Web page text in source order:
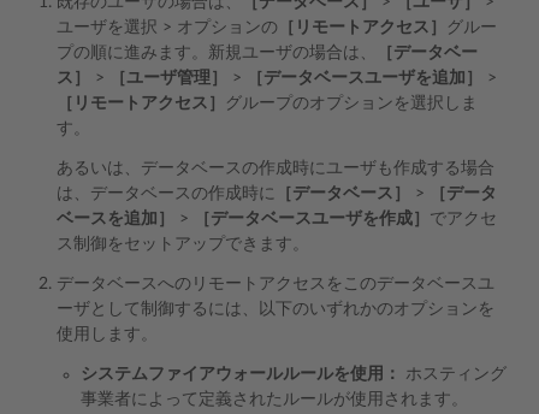
ユーザを選択 > オプションの ［リモートアクセス］
グルー
プの順に進みます。新規ユーザの場合は、
［データベー
ス］
> ［ユーザ管理］ > ［データベースユーザを追加］
>
［リモートアクセス］
グループのオプションを選択しま
す。
あるいは、データベースの作成時にユーザも作成する場合
は、データベースの作成時に
［データベース］ >
［データ
ベースを追加］
> ［データベースユーザを作成］ でアクセ
ス制御をセットアップできます。
データベースへのリモートアクセスをこのデータベースユ
ーザとして制御するには、以下のいずれかのオプションを
使用します。
システムファイアウォールルールを使用：
ホスティング
事業者によって定義されたルールが使用されます。